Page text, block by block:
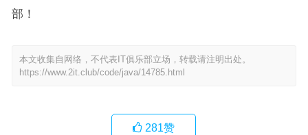
部！
本文收集自网络，不代表IT俱乐部立场，转载请注明出处。
https://www.2it.club/code/java/14785.html
281赞